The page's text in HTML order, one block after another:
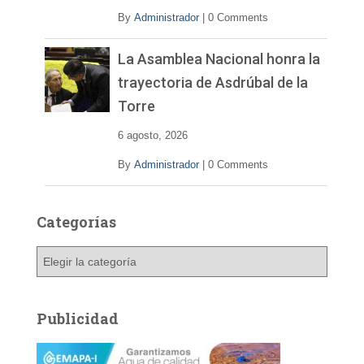
By Administrador 0 Comments
La Asamblea Nacional honra la
trayectoria de Asdrúbal de la
Torre
6 agosto, 2026
By Administrador 0 Comments
Categorías
g
o
Publicidad